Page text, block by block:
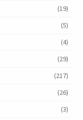
(19)
(5)
(4)
(29)
(217)
(26)
(3)